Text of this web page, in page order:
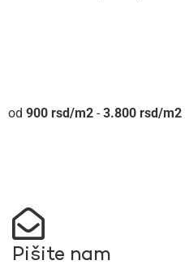
900 rsd - 3.800 rsd
Pišite nam